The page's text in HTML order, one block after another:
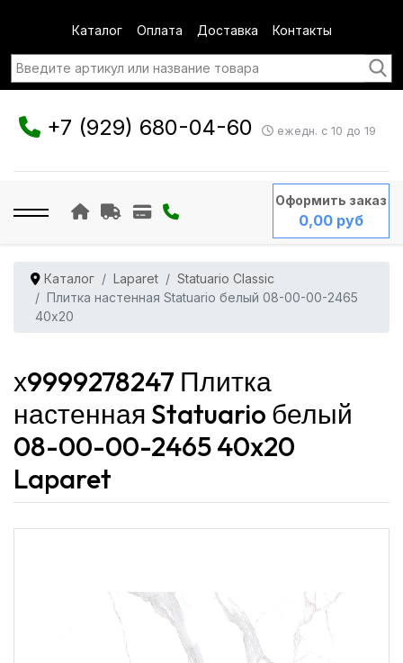
Каталог Оплата Доставка Контакты
+7 (929) 680-04-60 ежедн. с 10 до 19
Оформить заказ
0,00 руб
Каталог Laparet
Statuario Classic
Плитка настенная Statuario белый 08-00-00-2465
40x20
х9999278247 Плитка
настенная Statuario белый
08-00-00-2465 40x20
Laparet